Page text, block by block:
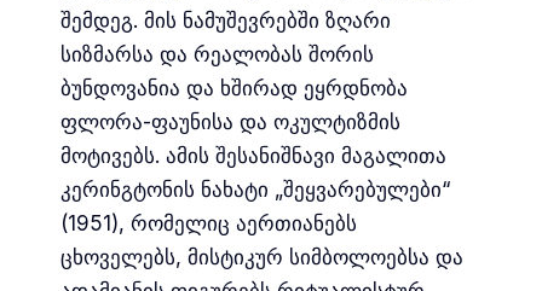
შემდეგ. მის ნამუშევრებში ზღარი
სიზმარსა და რეალობას შორის
ბუნდოვანია და ხშირად ეყრდნობა
ფლორა-ფაუნისა და ოკულტიზმის
მოტივებს. ამის შესანიშნავი მაგალითა
კერინგტონის ნახატი „შეყვარებულები“
(1951), რომელიც აერთიანებს
ცხოველებს, მისტიკურ სიმბოლოებსა და